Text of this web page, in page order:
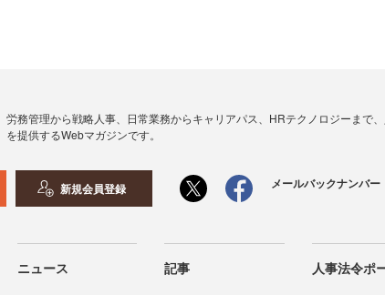
労務管理から戦略人事、日常業務からキャリアパス、HRテクノロジーまで
を提供するWebマガジンです。
新規会員登録 メールバックナンバー
ニュース 記事 人事法令ポ